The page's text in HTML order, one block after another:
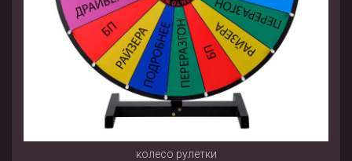
колесо рулетки